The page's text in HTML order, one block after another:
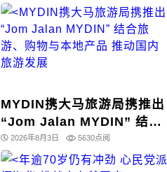
MYDIN携大马旅游局携推出
“Jom Jalan MYDIN” 结合
旅游、购物与本地产品 推动
国内旅游发展
2026年8月3日 5630点阅